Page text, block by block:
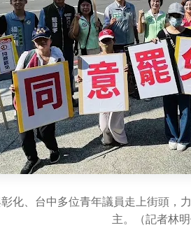
化、台中多位青年議員走上街頭，
主。（記者林明